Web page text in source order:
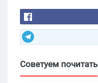
Советуем почитать